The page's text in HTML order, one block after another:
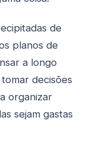
de
planos de
a longo
decisões
organizar
sejam gastas